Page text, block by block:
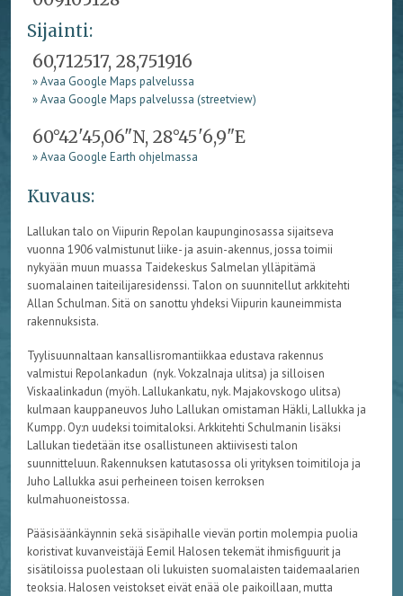
Sijainti:
60,712517, 28,751916
» Avaa Google Maps palvelussa
» Avaa Google Maps palvelussa (streetview)
60°42'45,06"N, 28°45'6,9"E
» Avaa Google Earth ohjelmassa
Kuvaus:
Lallukan talo on Viipurin Repolan kaupunginosassa sijaitseva
vuonna 1906 valmistunut liike- ja asuin-akennus, jossa toimii
nykyään muun muassa Taidekeskus Salmelan ylläpitämä
suomalainen taiteilijaresidenssi. Talon on suunnitellut arkkitehti
Allan Schulman. Sitä on sanottu yhdeksi Viipurin kauneimmista
rakennuksista.
Tyylisuunnaltaan kansallisromantiikkaa edustava rakennus
valmistui Repolankadun (nyk. Vokzalnaja ulitsa) ja silloisen
Viskaalinkadun (myöh. Lallukankatu, nyk. Majakovskogo ulitsa)
kulmaan kauppaneuvos Juho Lallukan omistaman Häkli, Lallukka ja
Kumpp. Oy:n uudeksi toimitaloksi. Arkkitehti Schulmanin lisäksi
Lallukan tiedetään itse osallistuneen aktiivisesti talon
suunnitteluun. Rakennuksen katutasossa oli yrityksen toimitiloja ja
Juho Lallukka asui perheineen toisen kerroksen
kulmahuoneistossa.
Pääsisäänkäynnin sekä sisäpihalle vievän portin molempia puolia
koristivat kuvanveistäjä Eemil Halosen tekemät ihmisfiguurit ja
sisätiloissa puolestaan oli lukuisten suomalaisten taidemaalarien
teoksia. Halosen veistokset eivät enää ole paikoillaan, mutta